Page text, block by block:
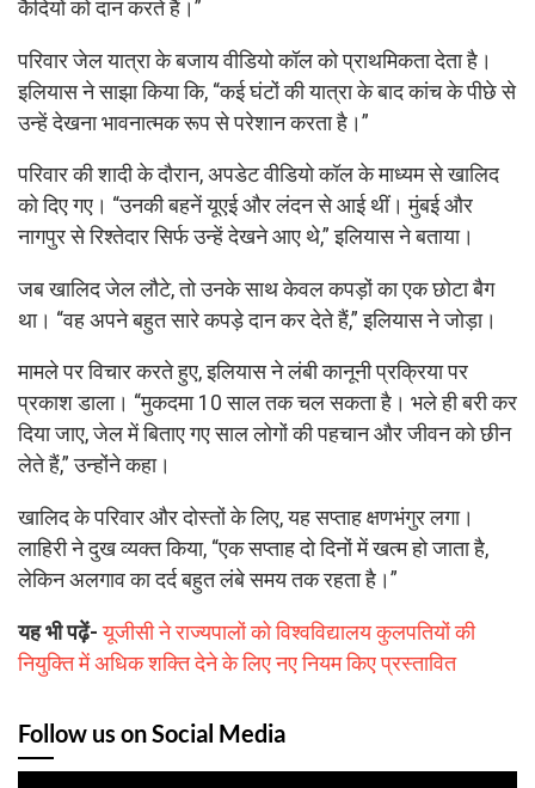
कैदियों को दान करते हैं।”
परिवार जेल यात्रा के बजाय वीडियो कॉल को प्राथमिकता देता है।
इलियास ने साझा किया कि, “कई घंटों की यात्रा के बाद कांच के पीछे से
उन्हें देखना भावनात्मक रूप से परेशान करता है।”
परिवार की शादी के दौरान, अपडेट वीडियो कॉल के माध्यम से खालिद
को दिए गए। “उनकी बहनें यूएई और लंदन से आई थीं। मुंबई और
नागपुर से रिश्तेदार सिर्फ उन्हें देखने आए थे,” इलियास ने बताया।
जब खालिद जेल लौटे, तो उनके साथ केवल कपड़ों का एक छोटा बैग
था। “वह अपने बहुत सारे कपड़े दान कर देते हैं,” इलियास ने जोड़ा।
मामले पर विचार करते हुए, इलियास ने लंबी कानूनी प्रक्रिया पर
प्रकाश डाला। “मुकदमा 10 साल तक चल सकता है। भले ही बरी कर
दिया जाए, जेल में बिताए गए साल लोगों की पहचान और जीवन को छीन
लेते हैं,” उन्होंने कहा।
खालिद के परिवार और दोस्तों के लिए, यह सप्ताह क्षणभंगुर लगा।
लाहिरी ने दुख व्यक्त किया, “एक सप्ताह दो दिनों में खत्म हो जाता है,
लेकिन अलगाव का दर्द बहुत लंबे समय तक रहता है।”
यह भी पढ़ें- यूजीसी ने राज्यपालों को विश्वविद्यालय कुलपतियों की
नियुक्ति में अधिक शक्ति देने के लिए नए नियम किए प्रस्तावित
Follow us on Social Media